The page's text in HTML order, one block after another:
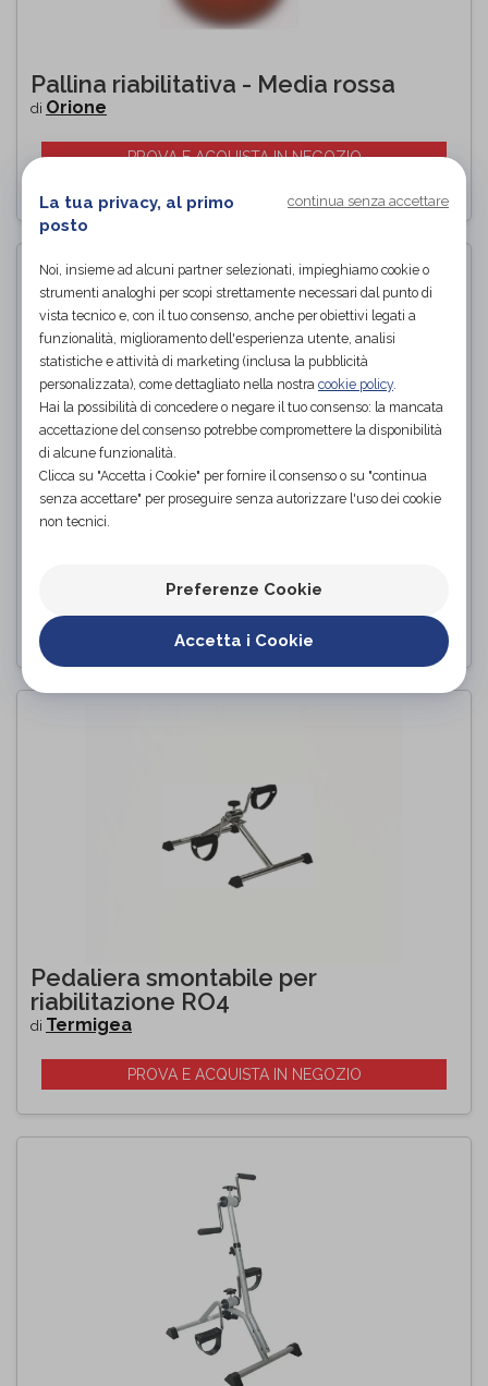
Pallina riabilitativa - Media rossa
di Orione
PROVA E ACQUISTA IN NEGOZIO
Pedaliera riabilitazione regolabile
Pedaliera smontabile per
riabilitazione RO4
di Termigea
PROVA E ACQUISTA IN NEGOZIO
La tua privacy, al primo
posto
continua senza accettare
Noi, insieme ad alcuni partner selezionati, impieghiamo cookie o
strumenti analoghi per scopi strettamente necessari dal punto di
vista tecnico e, con il tuo consenso, anche per obiettivi legati a
funzionalità, miglioramento dell'esperienza utente, analisi
statistiche e attività di marketing (inclusa la pubblicità
personalizzata), come dettagliato nella nostra cookie policy.
Hai la possibilità di concedere o negare il tuo consenso: la mancata
accettazione del consenso potrebbe compromettere la disponibilità
di alcune funzionalità.
Clicca su "Accetta i Cookie" per fornire il consenso o su "continua
senza accettare" per proseguire senza autorizzare l'uso dei cookie
non tecnici.
Preferenze Cookie
Accetta i Cookie